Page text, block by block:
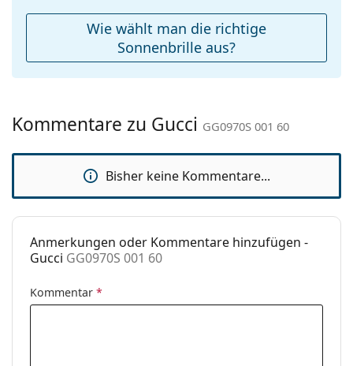
Reinigungstuch:
Ja
Marke:
Gucci
Verwendung:
Mode
GG0970S 001 60
Wie wählt man die richtige
Sonnenbrille aus?
Kommentare zu Gucci GG0970S 001 60
Bisher keine Kommentare...
Anmerkungen oder Kommentare hinzufügen -
Gucci GG0970S 001 60
Kommentar *